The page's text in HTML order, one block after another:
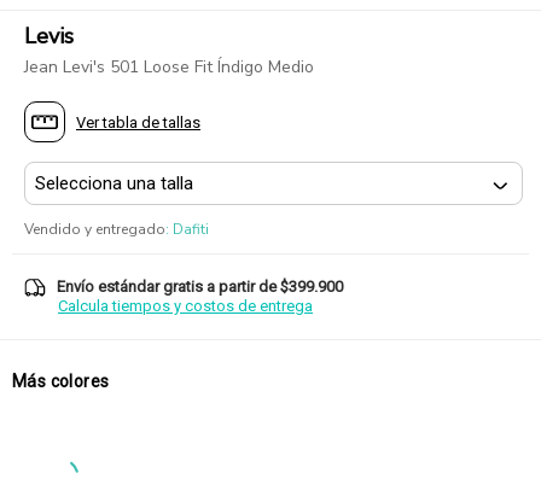
Levis
Jean Levi's 501 Loose Fit Índigo Medio
Ver tabla de tallas
Vendido y entregado: Dafiti
Envío estándar gratis a partir de $399.900
Calcula tiempos y costos de entrega
Más colores